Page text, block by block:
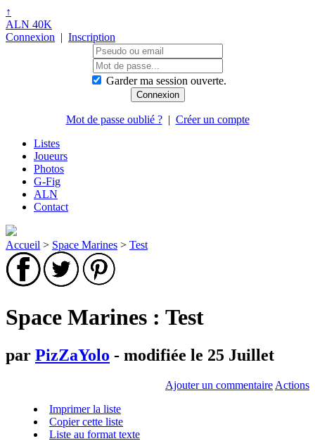
↑
ALN 40K
Connexion | Inscription
Garder ma session ouverte.
Mot de passe oublié ?| Créer un compte
Listes
Joueurs
Photos
G-Fig
ALN
Contact
Accueil > Space Marines > Test
Space Marines : Test
par PizZaYolo - modifiée le 25 Juillet
Ajouter un commentaire Actions
Imprimer la liste
Copier cette liste
Liste au format texte